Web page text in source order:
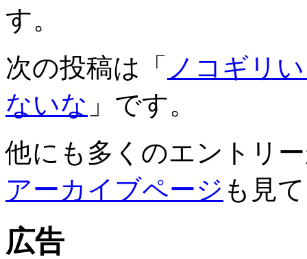
す。
次の投稿は「 ノコギリ
ないな 」です。
他にも多くのエントリ
アーカイブページ も見
広告